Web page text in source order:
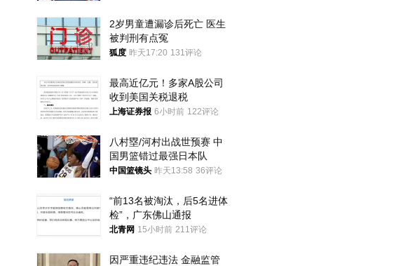
2岁男童遭漏诊后死亡 医生
被判刑有点冤
狐度 昨天17:20 131评论
最高近亿元！多家A股公司
收到美国关税退税
上海证券报 6小时前 122评论
八村塁/河村出战世预赛 中
国男篮错过最强日本队
中国篮镜头 昨天13:58 36评论
“前13名被淘汰，后5名进体
检”，广东佛山通报
北青网 15小时前 211评论
因严重违纪违法 金融监管